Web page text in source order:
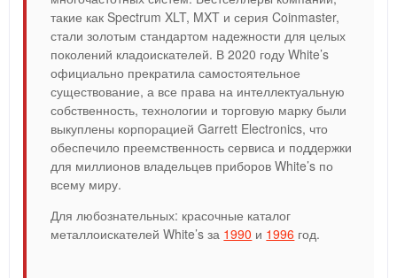
такие как Spectrum XLT, MXT и серия Coinmaster,
стали золотым стандартом надежности для целых
поколений кладоискателей. В 2020 году White’s
официально прекратила самостоятельное
существование, а все права на интеллектуальную
собственность, технологии и торговую марку были
выкуплены корпорацией Garrett Electronics, что
обеспечило преемственность сервиса и поддержки
для миллионов владельцев приборов White’s по
всему миру.
Для любознательных: красочные каталог
металлоискателей White’s за 1990 и 1996 год.